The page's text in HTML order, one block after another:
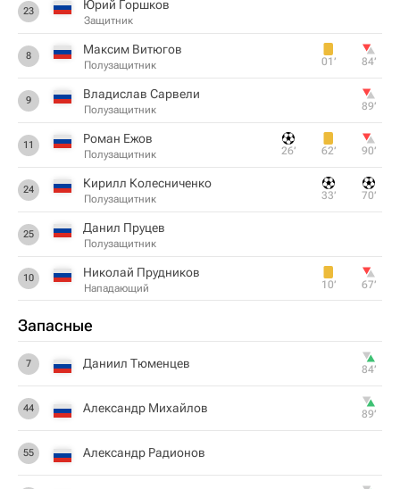
23 Юрий Горшков
Защитник
8 Максим Витюгов
Полузащитник 01‎’‎ 84‎’‎
9 Владислав Сарвели
Полузащитник 89‎’‎
11 Роман Ежов
Полузащитник 26‎’‎ 62‎’‎ 90‎’‎
24 Кирилл Колесниченко
Полузащитник 33‎’‎ 70‎’‎
25 Данил Пруцев
Полузащитник
10 Николай Прудников
Нападающий 10‎’‎ 67‎’‎
Запасные
7 Даниил Тюменцев 84‎’‎
44 Александр Михайлов 89‎’‎
55 Александр Радионов